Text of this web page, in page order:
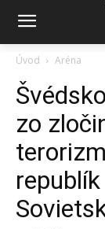
Úvod Aréna
zo